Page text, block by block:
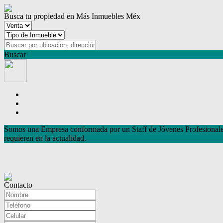
Busca tu propiedad en Más Inmuebles Méx
Buscar
Somos una Empresa conformada por un Staff de Jóvenes
requieren en la actualidad.
Contacto